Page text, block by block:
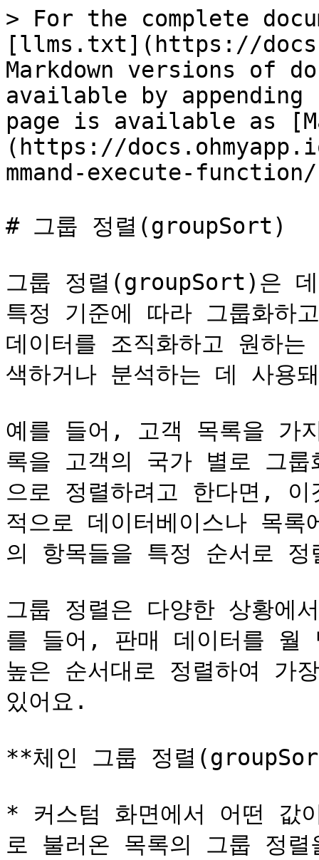
> For the complete
[llms.txt](https://
Markdown versions of
available by
page is available as
(https://
mmand-execute-
# 그룹 정렬(groupSort)
그룹 정렬(groupSort)은 데
특정 기준에 따라 그룹화하
데이터를 조직화하고 원하
색하거나 분석하는 데 사용
예를 들어, 고객 목록을 가
록을 고객의 국가 별로 그
으로 정렬하려고 한다면,
적으로 데이터베이스나 목
의 항목들을 특정 순서로 정
그룹 정렬은 다양한 상황에
를 들어, 판매 데이터를 월
높은 순서대로 정렬하여 가
있어요.
**체인 그룹 정렬
* 커스텀 화면에서 어떤 값
로 불러온 목록의 그룹 정